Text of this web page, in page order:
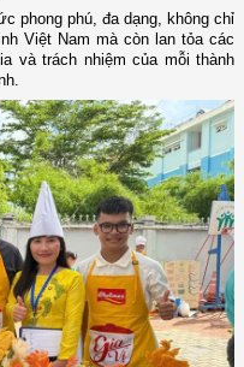
phong phú, đa dạng, không chỉ
Việt Nam mà còn lan tỏa các
và trách nhiệm của mỗi thành